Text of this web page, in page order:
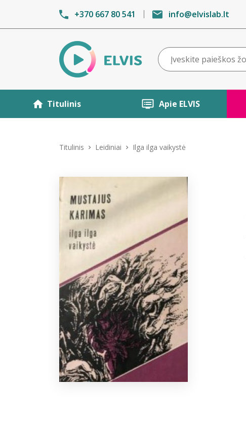
+370 667 80 541 info@elvislab.lt
Titulinis Apie ELVIS
Titulinis Leidiniai Ilga ilga vaikystė